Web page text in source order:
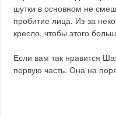
шутки в основном не
пробитие лица. Из-за
кресло, чтобы этого
Если вам так нравится
первую часть. Она на